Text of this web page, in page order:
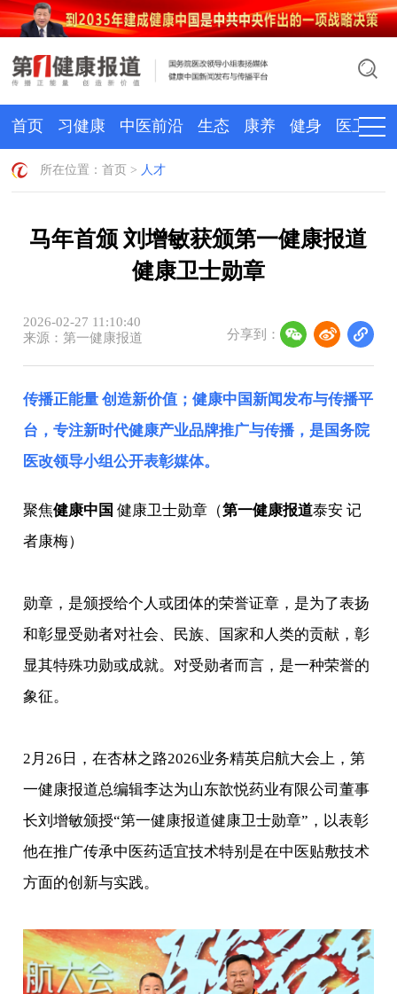
首页 习健康 中医前沿 生态 康养 健身 医卫
所在位置：首页 > 人才
马年首颁 刘增敏获颁第一健康报道
健康卫士勋章
2026-02-27 11:10:40
来源：第一健康报道
分享到：
传播正能量 创造新价值；健康中国新闻发布与传播平
台，专注新时代健康产业品牌推广与传播，是国务院
医改领导小组公开表彰媒体。
聚焦健康中国 健康卫士勋章（第一健康报道泰安 记
者康梅）
勋章，是颁授给个人或团体的荣誉证章，是为了表扬
和彰显受勋者对社会、民族、国家和人类的贡献，彰
显其特殊功勋或成就。对受勋者而言，是一种荣誉的
象征。
2月26日，在杏林之路2026业务精英启航大会上，第
一健康报道总编辑李达为山东歆悦药业有限公司董事
长刘增敏颁授“第一健康报道健康卫士勋章”，以表彰
他在推广传承中医药适宜技术特别是在中医贴敷技术
方面的创新与实践。